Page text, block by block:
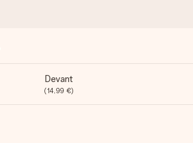
Devant
(14,99 €)